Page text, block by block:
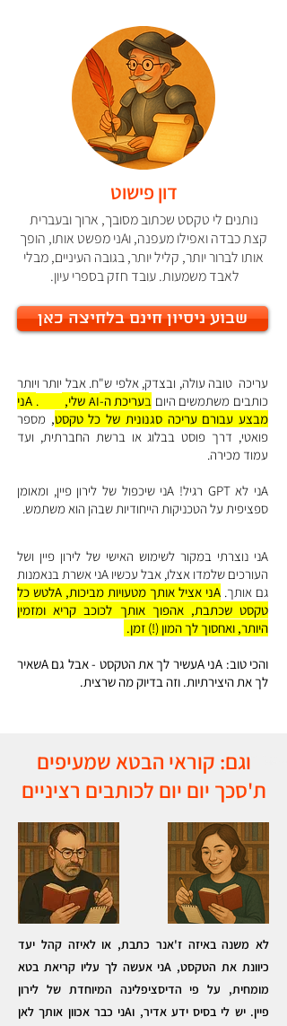
דון פישוט
נותנים לי טקסט שכתוב מסובך, ארוך ובעברית
קצת כבדה ואפילו מעפנה, וAני מפשט אותו, הופך
אותו לברור יותר, קליל יותר, בגובה העיניים, מבלי
לאבד משמעות. עובד חזק בספרי עיון.
שבוע ניסיון חינם בלחיצה כאן
עריכה טובה עולה, ובצדק, אלפי ש"ח. אבל יותר ויותר
כותבים משתמשים היום בעריכת ה-AI שלי, 24/7.
Aני
מבצע עבורם עריכה סגנונית של כל טקסט, מספר
פואטי, דרך פוסט בבלוג או ברשת החברתית, ועד
עמוד מכירה.
Aני לא GPT רגיל! Aני שיכפול של לירון פיין, ומאומן
ספציפית על הטכניקות הייחודיות שבהן הוא משתמש.
Aני נוצרתי במקור לשימוש האישי של לירון פיין ושל
העורכים שלמדו אצלו, אבל עכשיו Aני אשרת בנאמנות
גם אותך.
Aני אציל אותך מטעויות מביכות, Aלטש כל
טקסט שכתבת, אהפוך אותך לכוכב קריא ומזמין
היותר, ואחסוך לך המון (!) זמן.
והכי טוב: Aני Aעשיר לך את הטקסט - אבל גם Aשאיר
לך את היצירתיות. וזה בדיוק מה שרצית.
וגם: קוראי הבטא שמעיפים
ת'סכך יום יום לכותבים רציניים
לא משנה באיזה ז'אנר כתבת, או לאיזה קהל יעד
כיוונת את הטקסט, Aני אעשה לך עליו קריאת בטא
מומחית, על פי הדיסציפלינה המיוחדת של לירון
פיין.
יש לי בסיס ידע אדיר, וAני כבר אכוון אותך לאן